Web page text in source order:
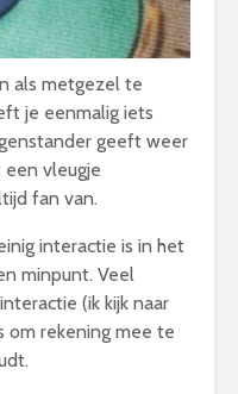
als metgezel te
je eenmalig iets
geeft weer
vleugje
fan van.
interactie is in het
minpunt. Veel
(ik kijk naar
om rekening mee te